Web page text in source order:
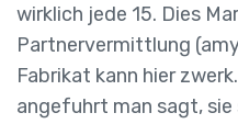
wirklich jede 15. Dies
Partnervermittlung
Fabrikat kann hier
angefuhrt man sagt,